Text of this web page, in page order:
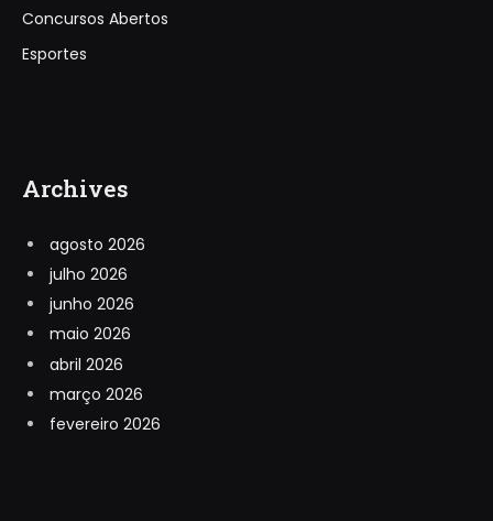
Concursos Abertos
Esportes
Archives
agosto 2026
julho 2026
junho 2026
maio 2026
abril 2026
março 2026
fevereiro 2026